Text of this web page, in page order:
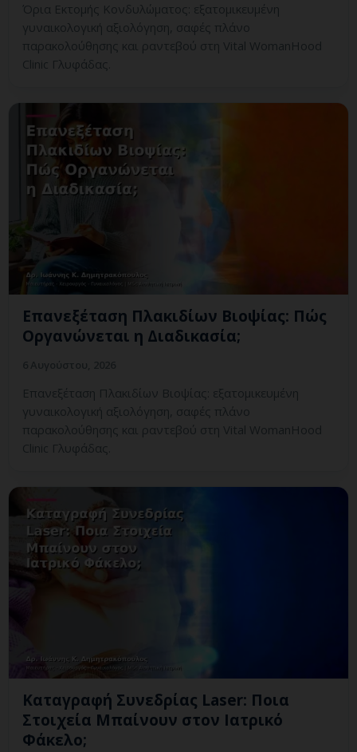
Όρια Εκτομής Κονδυλώματος: εξατομικευμένη
γυναικολογική αξιολόγηση, σαφές πλάνο
παρακολούθησης και ραντεβού στη Vital WomanHood
Clinic Γλυφάδας.
Επανεξέταση Πλακιδίων Βιοψίας: Πώς
Οργανώνεται η Διαδικασία;
Επανεξέταση Πλακιδίων Βιοψίας: εξατομικευμένη
γυναικολογική αξιολόγηση, σαφές πλάνο
παρακολούθησης και ραντεβού στη Vital WomanHood
Clinic Γλυφάδας.
Καταγραφή Συνεδρίας Laser: Ποια
Στοιχεία Μπαίνουν στον Ιατρικό
Φάκελο;